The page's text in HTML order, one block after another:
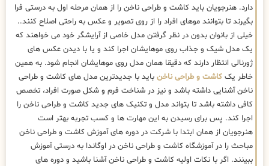
دارد. هنرجویان باید کاشت و طراحی ناخن را از همان مرحله اول به درستی فرا
بگیرند تا بتوانند موهای افراد را از روی تصویر و عکس به راحتی اصلاح کنند..
خیلی از بانوان بدون در نظر گرفتن مدل خاصی از آرایشگر خود می خواهند که
یک مدل شیک و جذاب روی موهایشان اجرا کند و یا با دیدن عکس های
ژورنالی انتظار دارند که دقیقا همان مدل روی موهایشان انجام شود. به همین
خاطر یک کاشت و طراحی ناخن باید با جدیدترین مدل های کاشت و طراحی
ناخن آشنایی داشته باشد و نیز در شناخت فرم و شکل صورت افراد، تخصص
کافی داشته باشد تا بتواند مدل و تکنیک های جدید کاشت و طراحی ناخن را
اجرا کند. پس برای رسیدن به این مهارت ها و کسب تجربه بهتر است
هنرجویان از همان ابتدا با شرکت در دوره های آموزش کاشت و طراحی ناخن
مباحث را در آموزشگاه کاشت و طراحی ناخن در اوگاندا به درستی آموزش
ببینند. اگر با نکات اولیه کاشت و طراحی ناخن آشنا باشید و دوره های